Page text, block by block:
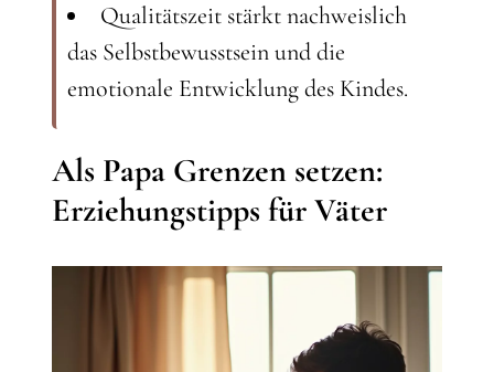
Qualitätszeit stärkt nachweislich
das Selbstbewusstsein und die
emotionale Entwicklung des Kindes.
Als Papa Grenzen setzen:
Erziehungstipps für Väter